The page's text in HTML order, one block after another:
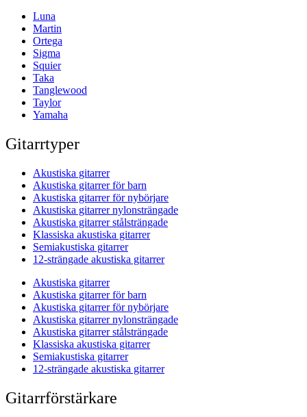
Luna
Martin
Ortega
Sigma
Squier
Taka
Tanglewood
Taylor
Yamaha
Gitarrtyper
Akustiska gitarrer
Akustiska gitarrer för barn
Akustiska gitarrer för nybörjare
Akustiska gitarrer nylonsträngade
Akustiska gitarrer stålsträngade
Klassiska akustiska gitarrer
Semiakustiska gitarrer
12-strängade akustiska gitarrer
Akustiska gitarrer
Akustiska gitarrer för barn
Akustiska gitarrer för nybörjare
Akustiska gitarrer nylonsträngade
Akustiska gitarrer stålsträngade
Klassiska akustiska gitarrer
Semiakustiska gitarrer
12-strängade akustiska gitarrer
Gitarrförstärkare